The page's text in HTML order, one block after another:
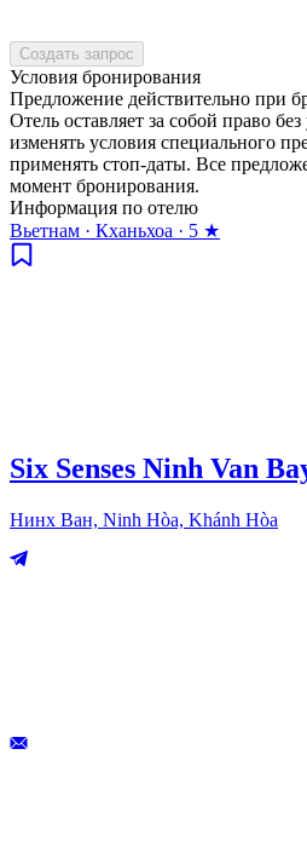
Создать запрос
Условия бронирования
Предложение действительно при
Отель оставляет за собой право
изменять условия специального
применять стоп-даты. Все
момент бронирования.
Информация по отелю
Вьетнам · Кханьхоа · 5 ★
Six Senses Ninh Van
Нинх Ван, Ninh Hòa, Khánh Hòa